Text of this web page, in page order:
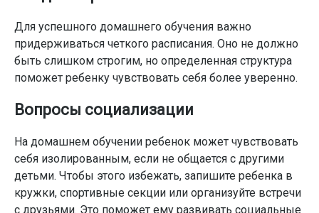
Для успешного домашнего обучения важно
придерживаться четкого расписания. Оно не должно
быть слишком строгим, но определенная структура
поможет ребенку чувствовать себя более уверенно.
Вопросы социализации
На домашнем обучении ребенок может чувствовать
себя изолированным, если не общается с другими
детьми. Чтобы этого избежать, запишите ребенка в
кружки, спортивные секции или организуйте встречи
с друзьями. Это поможет ему развивать социальные